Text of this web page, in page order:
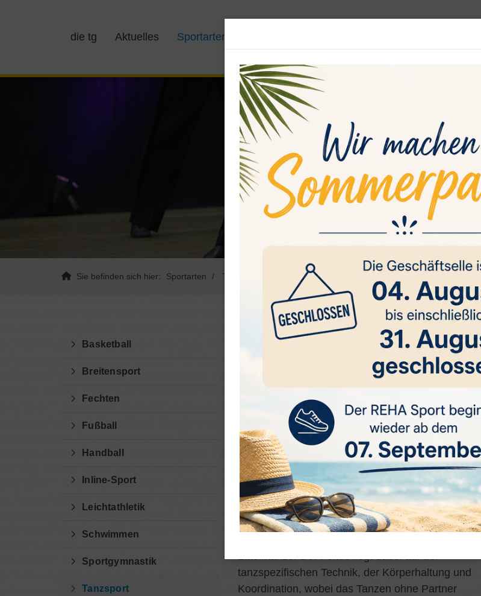
die tg Aktuelles Sportarten
Sie befinden sich hier: Sportarten Tanzsport Trainingsgruppen
Solo Dance Turniergruppe
Kein Tanzpartner?
Kein Problem für unsere Tänzer/innen der Solo-
Turniergruppe.
Beim Solo-Turniertanz lernen unsere Tänzer/innen
Lateintänze. Der Fokus liegt dabei auf der
tanzspezifischen Technik, der Körperhaltung und
Koordination, wobei das Tanzen ohne Partner
Basketball
Breitensport
Fechten
Fußball
Handball
Inline-Sport
Leichtathletik
Schwimmen
Sportgymnastik
Tanzsport